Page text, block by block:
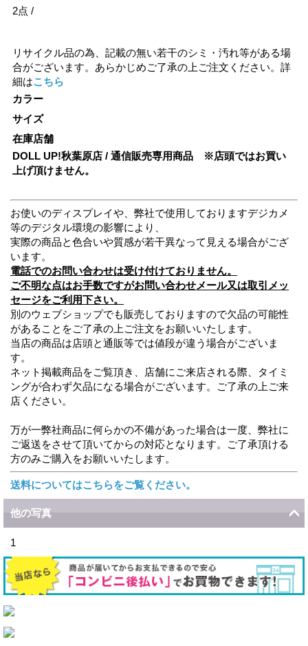
2点 /
リサイクル品の為、記載の無い若干のシミ・汚れ等がある場
合がございます。あらかじめご了承の上ご注文ください。詳
細はこちら
カラー
サイズ
在庫店舗
DOLL UP!秋葉原店 / 通信販売専用商品 ※店頭ではお買い
上げ頂けません。
お使いのディスプレイや、弊社で使用しておりますデジカメ
等のデジタル環境の影響により、
実際の商品と色合いや質感が若干異なって見える場合がござ
います。
電話でのお問い合わせは受け付けておりません。
ご不明な点はお手数ですがお問い合わせメール又は取引メッ
セージをご利用下さい。
別のウェブショップでも販売しておりますので欠品の可能性
があることをご了承の上ご注文をお願いいたします。
当店の商品は店頭と通販等では値段が違う場合がございま
す。
ネット掲載商品をご覧頂き、店舗にご来店される際、タイミ
ングが合わず欠品になる場合がございます。ご了承の上ご来
店ください。
万が一弊社商品に何らかの不備があった場合は一度、弊社に
ご返送をさせて頂いてからの対応となります。ご了承頂ける
方のみご購入をお願いいたします。
送料についてはこちらをご覧ください。
他の写真
1